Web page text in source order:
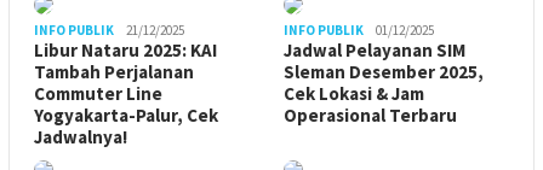
INFO PUBLIK 21/12/2025
Libur Nataru 2025: KAI
Tambah Perjalanan
Commuter Line
Yogyakarta-Palur, Cek
Jadwalnya!
INFO PUBLIK 01/12/2025
Jadwal Pelayanan SIM
Sleman Desember 2025,
Cek Lokasi & Jam
Operasional Terbaru